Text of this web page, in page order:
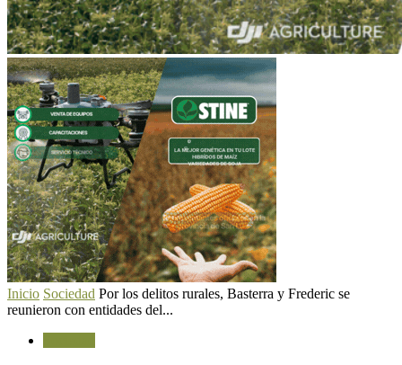
Inicio Sociedad Por los delitos rurales, Basterra y Frederic se
reunieron con entidades del...